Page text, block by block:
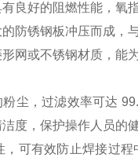
良好的阻燃性能，氧
防锈钢板冲压而成，
网或不锈钢材质，能
粉尘，过滤效率可达
度，保护操作人员的
，可有效防止焊接过